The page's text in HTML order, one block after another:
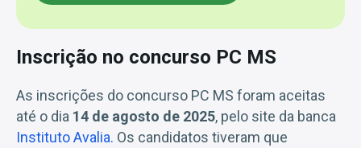
Inscrição no concurso PC MS
As inscrições do concurso PC MS foram aceitas
até o dia 14 de agosto de 2025, pelo site da banca
Instituto Avalia. Os candidatos tiveram que